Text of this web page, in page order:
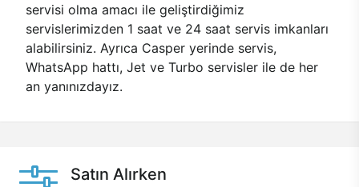
servisi olma amacı ile geliştirdiğimiz
servislerimizden 1 saat ve 24 saat servis imkanları
alabilirsiniz. Ayrıca Casper yerinde servis,
WhatsApp hattı, Jet ve Turbo servisler ile de her
an yanınızdayız.
Satın Alırken